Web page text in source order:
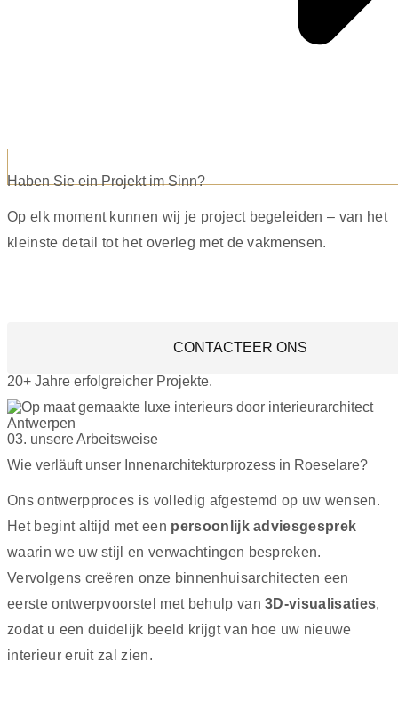
Haben Sie ein Projekt im Sinn?
Op elk moment kunnen wij je project begeleiden – van het
kleinste detail tot het overleg met de vakmensen.
CONTACTEER ONS
20+ Jahre erfolgreicher Projekte.
03. unsere Arbeitsweise
Wie verläuft unser Innenarchitekturprozess in Roeselare?
Ons ontwerpproces is volledig afgestemd op uw wensen.
Het begint altijd met een persoonlijk adviesgesprek
waarin we uw stijl en verwachtingen bespreken.
Vervolgens creëren onze binnenhuisarchitecten een
eerste ontwerpvoorstel met behulp van3D-visualisaties,
zodat u een duidelijk beeld krijgt van hoe uw nieuwe
interieur eruit zal zien.